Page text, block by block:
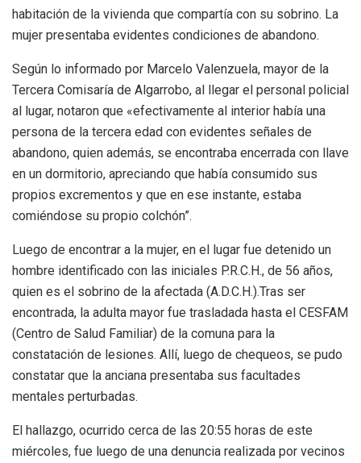
habitación de la vivienda que compartía con su sobrino. La
mujer presentaba evidentes condiciones de abandono.
Según lo informado por Marcelo Valenzuela, mayor de la
Tercera Comisaría de Algarrobo, al llegar el personal policial
al lugar, notaron que «efectivamente al interior había una
persona de la tercera edad con evidentes señales de
abandono, quien además, se encontraba encerrada con llave
en un dormitorio, apreciando que había consumido sus
propios excrementos y que en ese instante, estaba
comiéndose su propio colchón”.
Luego de encontrar a la mujer, en el lugar fue detenido un
hombre identificado con las iniciales P.R.C.H., de 56 años,
quien es el sobrino de la afectada (A.D.C.H.).Tras ser
encontrada, la adulta mayor fue trasladada hasta el CESFAM
(Centro de Salud Familiar) de la comuna para la
constatación de lesiones. Allí, luego de chequeos, se pudo
constatar que la anciana presentaba sus facultades
mentales perturbadas.
El hallazgo, ocurrido cerca de las 20:55 horas de este
miércoles, fue luego de una denuncia realizada por vecinos